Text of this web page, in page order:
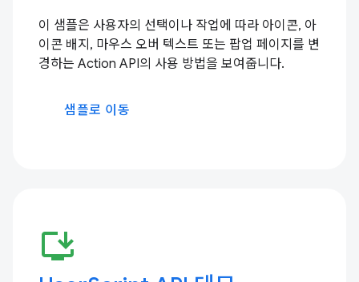
이 샘플은 사용자의 선택이나 작업에 따라 아이콘, 아
이콘 배지, 마우스 오버 텍스트 또는 팝업 페이지를 변
경하는 Action API의 사용 방법을 보여줍니다.
샘플로 이동
install_desktop